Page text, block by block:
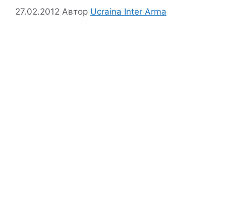
27.02.2012 Автор Ucraina Inter Arma